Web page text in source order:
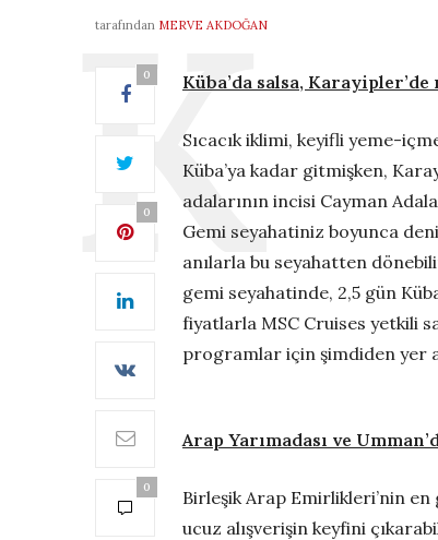
tarafından MERVE AKDOĞAN
0
0
0
Küba’da salsa,
Sıcacık iklimi, keyifli yeme-
Küba’ya kadar gitmişken,
adalarının incisi Cayman
Gemi seyahatiniz boyunca
anılarla bu seyahatten
gemi seyahatinde, 2,5 gün
fiyatlarla MSC Cruises yetkili
programlar için şimdiden yer
Arap Yarımadası ve
Birleşik Arap Emirlikleri’nin en
ucuz alışverişin keyfini